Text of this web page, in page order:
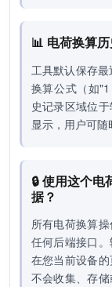
📊 电荷换算
工具默认保存
换算公式（如
史记录区域位
显示，用户可随
🔒 使用这个
据？
所有电荷换算
任何后端接口
在您当前设备
不会收集、存